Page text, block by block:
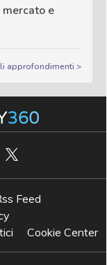
e
approfondimenti >
Feed
Cookie Center